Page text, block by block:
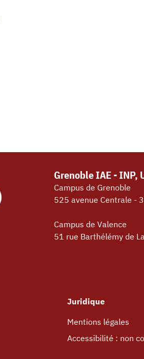
Grenoble IAE - INP,
Campus de Grenoble
525 avenue Centrale -
Campus de Valence
51 rue Barthélémy de
Juridique
Mentions légales
Accessibilité : non